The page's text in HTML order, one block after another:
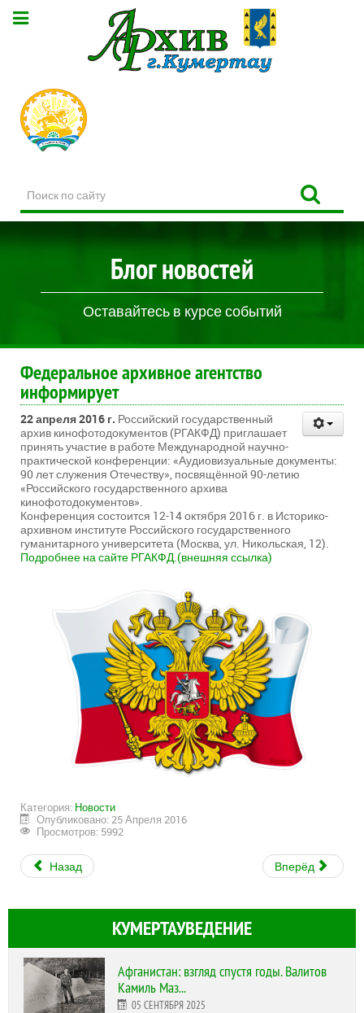
по
сайту
Блог новостей
Оставайтесь в курсе событий
Федеральное архивное агентство
информирует
22 апреля 2016 г. Российский государственный
архив кинофотодокументов (РГАКФД) приглашает
принять участие в работе Международной научно-
практической конференции: «Аудиовизуальные документы:
90 лет служения Отечеству», посвящённой 90-летию
«Российского государственного архива
кинофотодокументов».
Конференция состоится 12-14 октября 2016 г. в Историко-
архивном институте Российского государственного
гуманитарного университета (Москва, ул. Никольская, 12).
Подробнее на сайте РГАКФД.(внешняя ссылка)
Категория: Новости
Опубликовано: 25 Апреля 2016
Просмотров: 5992
Назад Вперёд
КУМЕРТАУВЕДЕНИЕ
Афганистан: взгляд спустя годы. Валитов
Камиль Маз...
05 СЕНТЯБРЯ 2025